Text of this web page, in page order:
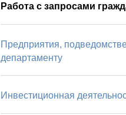
Работа с запросами
Предприятия,
департаменту
Инвестиционная